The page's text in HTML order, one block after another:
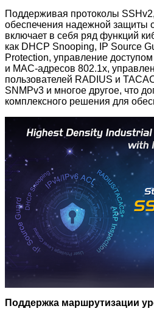
Поддерживая протоколы
обеспечения надежной защиты
включает в себя ряд функций
как DHCP Snooping, IP Source
Protection, управление
и MAC-адресов 802.1x,
пользователей RADIUS и
SNMPv3 и многое другое, что
комплексного решения для
Поддержка маршрутизации